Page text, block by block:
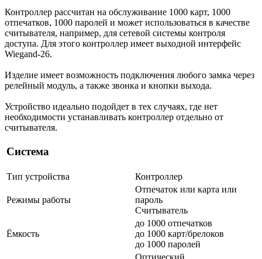
Контроллер рассчитан на обслуживание 1000 карт, 1000
отпечатков, 1000 паролей и может использоваться в качестве
считывателя, например, для сетевой системы контроля
доступа. Для этого контроллер имеет выходной интерфейс
Wiegand-26.
Изделие имеет возможность подключения любого замка через
релейный модуль, а также звонка и кнопки выхода.
Устройство идеально подойдет в тех случаях, где нет
необходимости устанавливать контроллер отдельно от
считывателя.
Система
Тип устройства Контроллер
Режимы работы
Отпечаток или карта или
пароль
Считыватель
Ёмкость
до 1000 отпечатков
до 1000 карт/брелоков
до 1000 паролей
Оптический